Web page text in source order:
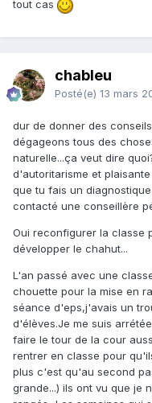
tout cas
chableu
Posté(e) 13 mars
dur de donner des
dégageons tous des
naturelle...ça veut dire
d'autoritarisme et
que tu fais un
contacté une conseillère
Oui reconfigurer la classe
développer le chahut...
L'an passé avec une
chouette pour la mise en
séance d'eps,j'avais un
d'élèves.Je me suis
faire le tour de la cour
rentrer en classe pour
plus c'est qu'au second
grande...) ils ont vu que je